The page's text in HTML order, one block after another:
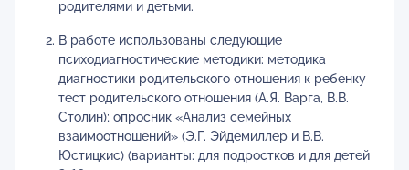
родителями и детьми.
В работе использованы следующие
психодиагностические методики: методика
диагностики родительского отношения к ребенку
тест родительского отношения (А.Я. Варга, В.В.
Столин); опросник «Анализ семейных
взаимоотношений» (Э.Г. Эйдемиллер и В.В.
Юстицкис) (варианты: для подростков и для детей